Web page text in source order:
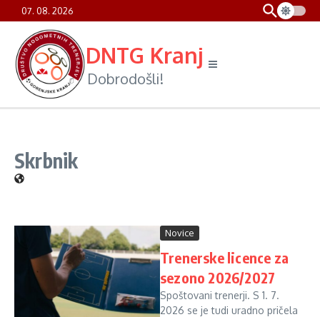
content
Preskoči na vsebino
07. 08. 2026
DNTG Kranj
Dobrodošli!
Skrbnik
Novice
Trenerske licence za
sezono 2026/2027
Spoštovani trenerji. S 1. 7.
2026 se je tudi uradno pričela